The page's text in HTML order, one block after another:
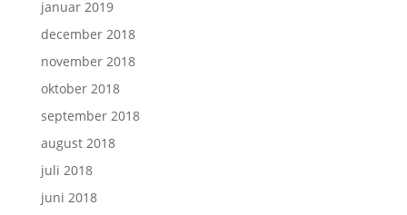
januar 2019
december 2018
november 2018
oktober 2018
september 2018
august 2018
juli 2018
juni 2018